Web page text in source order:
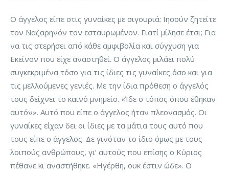
Ο άγγελος είπε στις γυναίκες με σιγουριά: Ιησούν ζητείτε
τον Ναζαρηνόν τον εσταυρωμένον. Γιατί μίλησε έτσι; Για
να τις στερήσει από κάθε αμφιβολία και σύγχυση για
Εκείνον που είχε αναστηθεί. Ο άγγελος μιλάει πολύ
συγκεκριμένα τόσο για τις ίδιες τις γυναίκες όσο και για
τις μελλούμενες γενιές. Με την ίδια πρόθεση ο άγγελός
τους δείχνει το καινό μνημείο. «Ίδε ο τόπος όπου έθηκαν
αυτόν». Αυτό που είπε ο άγγελος ήταν πλεονασμός. Οι
γυναίκες είχαν δει οι ίδιες με τα μάτια τους αυτό που
τους είπε ο άγγελος. Δε γινόταν το ίδιο όμως με τους
λοιπούς ανθρώπους, γι’ αυτούς που επίσης ο Κύριος
πέθανε κι αναστήθηκε. «Ηγέρθη, ουκ έστιν ώδε». Ο